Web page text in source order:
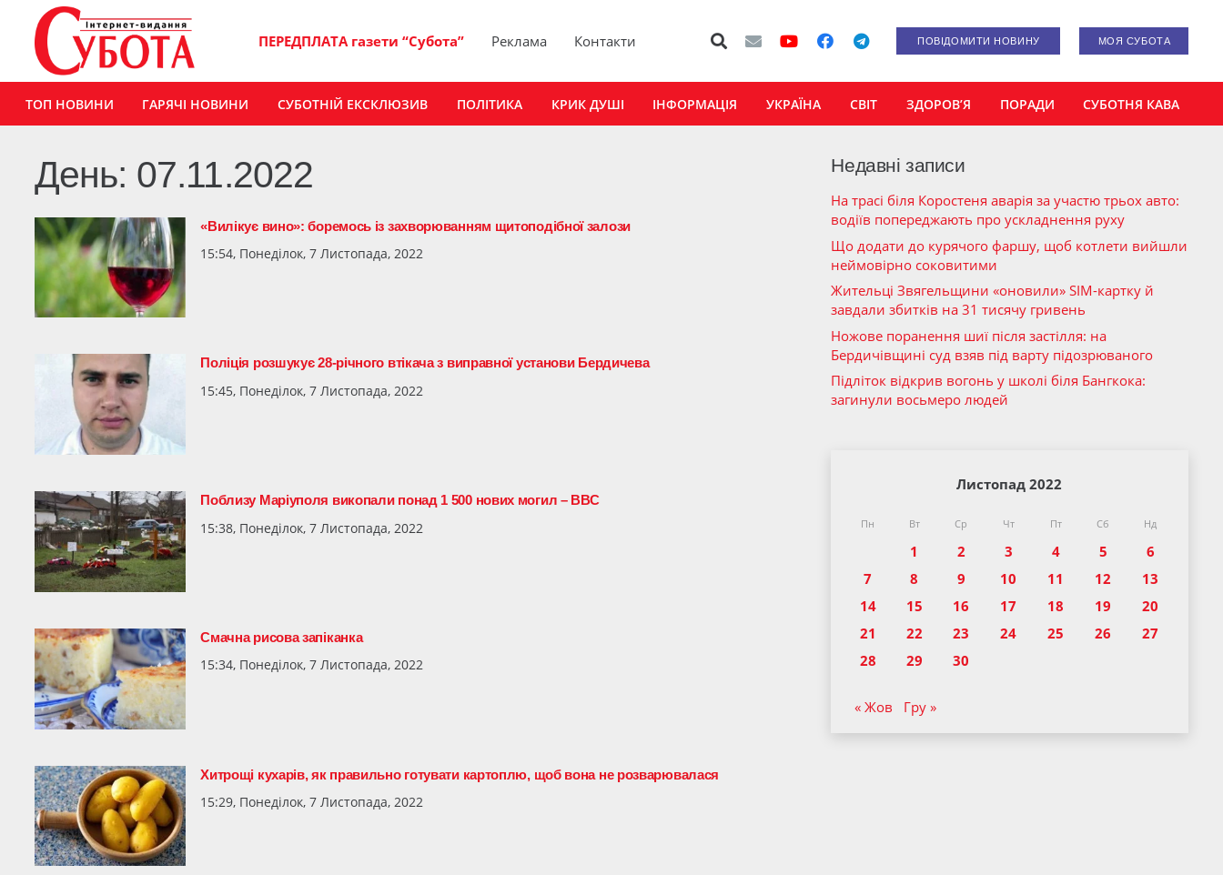
ПЕРЕДПЛАТА газети “Субота” Реклама Контакти ПОВІДОМИТИ НОВИНУ МОЯ СУБОТА
ТОП НОВИНИ ГАРЯЧІ НОВИНИ СУБОТНІЙ ЕКСКЛЮЗИВ ПОЛІТИКА КРИК ДУШІ ІНФОРМАЦІЯ УКРАЇНА СВІТ ЗДОРОВ’Я ПОРАДИ СУБОТНЯ КАВА
День: 07.11.2022
«Вилікує вино»: боремось із захворюванням щитоподібної залози
15:54, Понеділок, 7 Листопада, 2022
Поліція розшукує 28-річного втікача з виправної установи Бердичева
15:45, Понеділок, 7 Листопада, 2022
Поблизу Маріуполя викопали понад 1 500 нових могил – ВВС
15:38, Понеділок, 7 Листопада, 2022
Смачна рисова запіканка
15:34, Понеділок, 7 Листопада, 2022
Хитрощі кухарів, як правильно готувати картоплю, щоб вона не розварювалася
15:29, Понеділок, 7 Листопада, 2022
Недавні записи
На трасі біля Коростеня аварія за участю трьох авто:
водіїв попереджають про ускладнення руху
Що додати до курячого фаршу, щоб котлети вийшли
неймовірно соковитими
Жительці Звягельщини «оновили» SIM-картку й
завдали збитків на 31 тисячу гривень
Ножове поранення шиї після застілля: на
Бердичівщині суд взяв під варту підозрюваного
Підліток відкрив вогонь у школі біля Бангкока:
загинули восьмеро людей
Листопад 2022
Пн Вт Ср Чт Пт Сб Нд
1 2 3 4 5
6
7
8 9 10 11 12
13
14
15 16 17 18 19
20
21
22 23 24 25 26
27
28
29 30
« Жов Гру »